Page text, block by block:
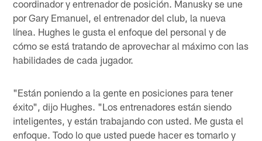
coordinador y entrenador de posición. Manusky se une
por Gary Emanuel, el entrenador del club, la nueva
línea. Hughes le gusta el enfoque del personal y de
cómo se está tratando de aprovechar al máximo con las
habilidades de cada jugador.
"Están poniendo a la gente en posiciones para tener
éxito", dijo Hughes. "Los entrenadores están siendo
inteligentes, y están trabajando con usted. Me gusta el
enfoque. Todo lo que usted puede hacer es tomarlo y